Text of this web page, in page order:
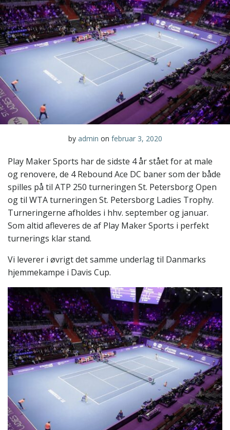
by admin on februar 3, 2020
Play Maker Sports har de sidste 4 år stået for at male
og renovere, de 4 Rebound Ace DC baner som der både
spilles på til ATP 250 turneringen St. Petersborg Open
og til WTA turneringen St. Petersborg Ladies Trophy.
Turneringerne afholdes i hhv. september og januar.
Som altid afleveres de af Play Maker Sports i perfekt
turnerings klar stand.
Vi leverer i øvrigt det samme underlag til Danmarks
hjemmekampe i Davis Cup.